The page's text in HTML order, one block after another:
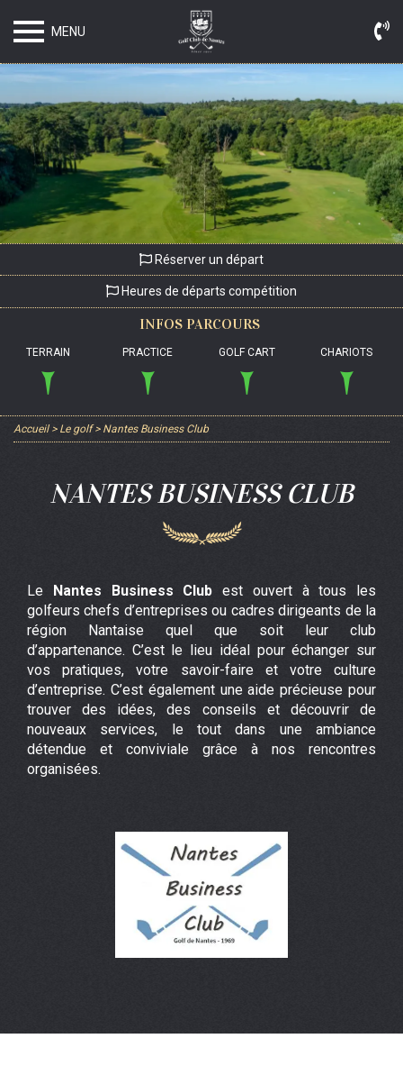
MENU
Réserver un départ
Heures de départs compétition
INFOS PARCOURS
TERRAIN PRACTICE GOLF CART CHARIOTS
Accueil> Le golf> Nantes Business Club
NANTES BUSINESS CLUB
Le Nantes Business Club est ouvert à tous les
golfeurs chefs d’entreprises ou cadres dirigeants de la
région Nantaise quel que soit leur club
d’appartenance. C’est le lieu idéal pour échanger sur
vos pratiques, votre savoir-faire et votre culture
d’entreprise. C’est également une aide précieuse pour
trouver des idées, des conseils et découvrir de
nouveaux services, le tout dans une ambiance
détendue et conviviale grâce à nos rencontres
organisées.